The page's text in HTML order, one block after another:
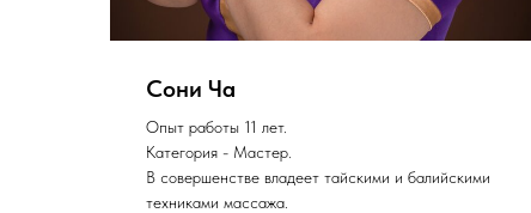
Сони Ча
Опыт работы 11 лет.
Категория - Мастер.
В совершенстве владеет тайскими и балийскими
техниками массажа.